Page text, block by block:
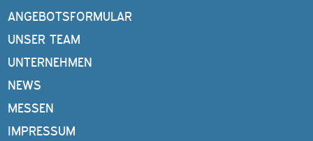
ANGEBOTSFORMULAR
UNSER TEAM
UNTERNEHMEN
NEWS
MESSEN
IMPRESSUM